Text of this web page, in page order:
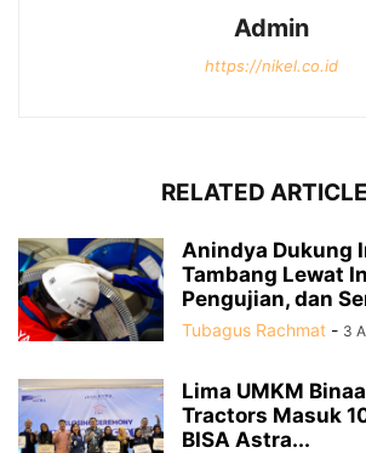
Admin
https://nikel.co.id
RELATED
Anindya Dukung
Tambang Lewat
Pengujian, dan
Tubagus Rachmat - 3
Lima UMKM
Tractors Masuk
BISA Astra...